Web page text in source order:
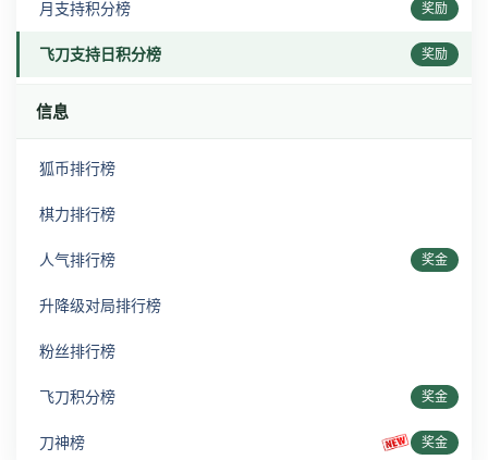
月支持积分榜 奖励
飞刀支持日积分榜 奖励
信息
狐币排行榜
棋力排行榜
人气排行榜 奖金
升降级对局排行榜
粉丝排行榜
飞刀积分榜 奖金
刀神榜 奖金